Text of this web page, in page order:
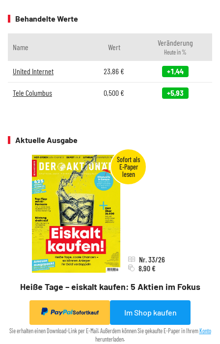
Behandelte Werte
Name Wert Veränderung
Heute in %
United Internet 23,86 € +1,44
Tele Columbus 0,500 € +5,93
Aktuelle Ausgabe
Heiße Tage – eiskalt kaufen: 5 Aktien im Fokus
Nr. 33/26
8,90 €
Sofortkauf Im Shop kaufen
Sie erhalten einen Download-Link per E-Mail. Außerdem können Sie gekaufte E-Paper in IhremKonto
herunterladen.